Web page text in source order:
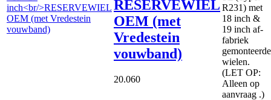
RESERVEWIEL
OEM (met
Vredestein
vouwband)
20.060
R231) met
18 inch &
19 inch af-
fabriek
gemonteerde
wielen.
(LET OP:
Alleen op
aanvraag .)